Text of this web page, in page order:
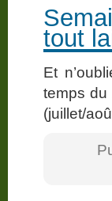
tout
Et
temps du
(juillet/